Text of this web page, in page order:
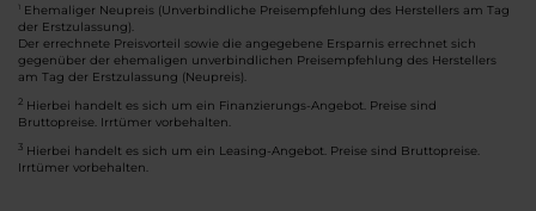
Ehemaliger Neupreis (Unverbindliche Preisempfehlung des Herstellers am Tag
der Erstzulassung).
Der errechnete Preisvorteil sowie die angegebene Ersparnis errechnet sich
gegenüber der ehemaligen unverbindlichen Preisempfehlung des Herstellers
am Tag der Erstzulassung (Neupreis).
2 Hierbei handelt es sich um ein Finanzierungs-Angebot. Preise sind
Bruttopreise. Irrtümer vorbehalten.
3 Hierbei handelt es sich um ein Leasing-Angebot. Preise sind Bruttopreise.
Irrtümer vorbehalten.